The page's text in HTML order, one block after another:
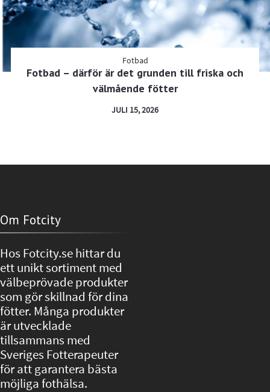
Fotbad
Fotbad – därför är det grunden till friska och
välmående fötter
JULI 15, 2026
Om Fotcity
Hos Fotcity.se hittar du
ett unikt sortiment med
välbeprövade produkter
som gör skillnad för dina
fötter. Många produkter
är utvecklade
tillsammans med
Sveriges Fotterapeuter
för att garantera bästa
möjliga fothälsa.